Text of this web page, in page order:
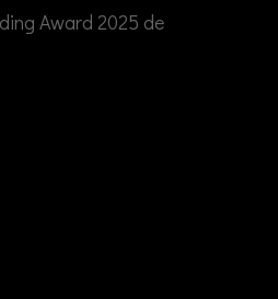
Award 2025 de